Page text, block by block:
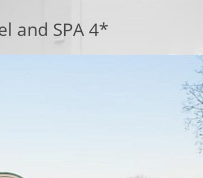
ПЕРЕГОРОДКИ
and SPA 4*